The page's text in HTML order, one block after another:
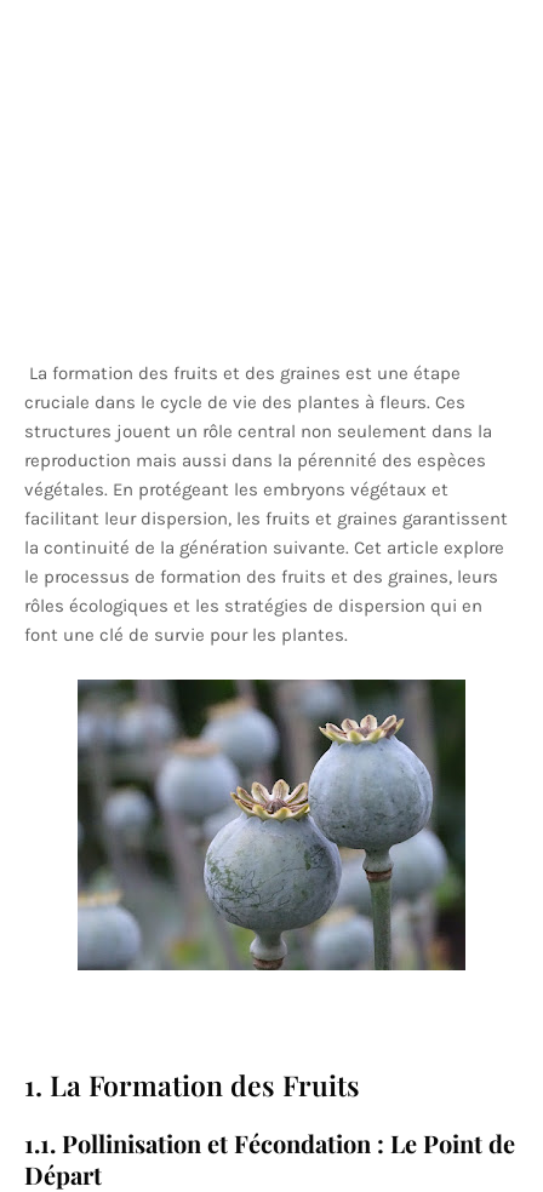
La formation des fruits et des graines est une étape
cruciale dans le cycle de vie des plantes à fleurs. Ces
structures jouent un rôle central non seulement dans la
reproduction mais aussi dans la pérennité des espèces
végétales. En protégeant les embryons végétaux et
facilitant leur dispersion, les fruits et graines garantissent
la continuité de la génération suivante. Cet article explore
le processus de formation des fruits et des graines, leurs
rôles écologiques et les stratégies de dispersion qui en
font une clé de survie pour les plantes.
1. La Formation des Fruits
1.1. Pollinisation et Fécondation : Le Point de
Départ